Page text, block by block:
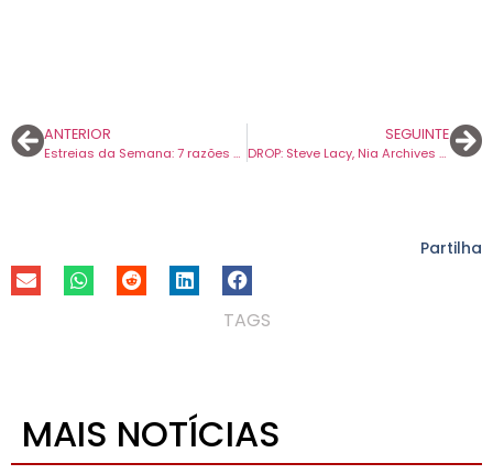
ANTERIOR
Estreias da Semana: 7 razões para ir ao cinema.
SEGUINTE
DROP: Steve Lacy, Nia Archives e Patrick Wolf com temas novos e Laura Marling a cantar canções para crianças.
Partilha
TAGS
MAIS NOTÍCIAS